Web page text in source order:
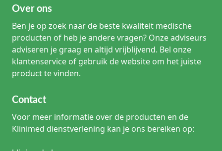
Over ons
Ben je op zoek naar de beste kwaliteit medische
producten of heb je andere vragen? Onze adviseurs
adviseren je graag en altijd vrijblijvend. Bel onze
klantenservice of gebruik de website om het juiste
product te vinden.
Contact
Voor meer informatie over de producten en de
Klinimed dienstverlening kan je ons bereiken op: